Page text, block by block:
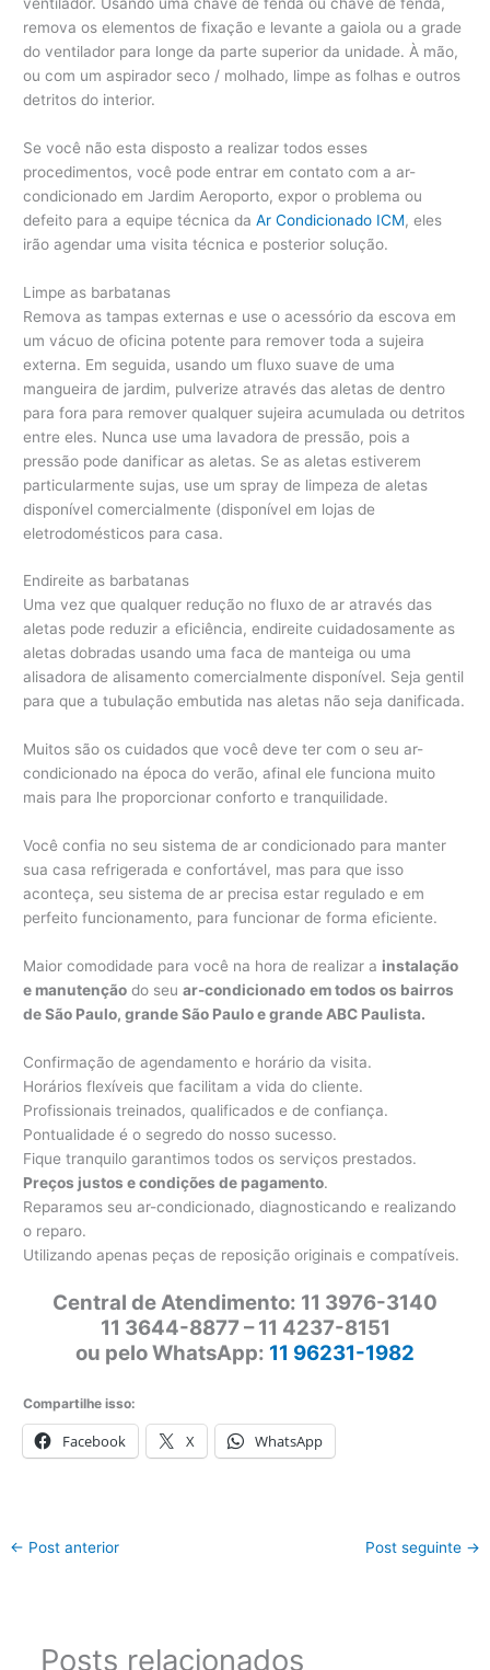
remova os elementos de fixação e levante a gaiola ou a grade
do ventilador para longe da parte superior da unidade. À mão,
ou com um aspirador seco / molhado, limpe as folhas e outros
detritos do interior.
Se você não esta disposto a realizar todos esses
procedimentos, você pode entrar em contato com a ar-
condicionado em Jardim Aeroporto, expor o problema ou
defeito para a equipe técnica daAr Condicionado ICM, eles
irão agendar uma visita técnica e posterior solução.
Limpe as barbatanas
Remova as tampas externas e use o acessório da escova em
um vácuo de oficina potente para remover toda a sujeira
externa. Em seguida, usando um fluxo suave de uma
mangueira de jardim, pulverize através das aletas de dentro
para fora para remover qualquer sujeira acumulada ou detritos
entre eles. Nunca use uma lavadora de pressão, pois a
pressão pode danificar as aletas. Se as aletas estiverem
particularmente sujas, use um spray de limpeza de aletas
disponível comercialmente (disponível em lojas de
eletrodomésticos para casa.
Endireite as barbatanas
Uma vez que qualquer redução no fluxo de ar através das
aletas pode reduzir a eficiência, endireite cuidadosamente as
aletas dobradas usando uma faca de manteiga ou uma
alisadora de alisamento comercialmente disponível. Seja gentil
para que a tubulação embutida nas aletas não seja danificada.
Muitos são os cuidados que você deve ter com o seu ar-
condicionado na época do verão, afinal ele funciona muito
mais para lhe proporcionar conforto e tranquilidade.
Você confia no seu sistema de ar condicionado para manter
sua casa refrigerada e confortável, mas para que isso
aconteça, seu sistema de ar precisa estar regulado e em
perfeito funcionamento, para funcionar de forma eficiente.
Maior comodidade para você na hora de realizar a instalação
e manutenção do seuar-condicionado em todos os bairros
de São Paulo, grande São Paulo e grande ABC Paulista.
Confirmação de agendamento e horário da visita.
Horários flexíveis que facilitam a vida do cliente.
Profissionais treinados, qualificados e de confiança.
Pontualidade é o segredo do nosso sucesso.
Fique tranquilo garantimos todos os serviços prestados.
Preços justos e condições de pagamento.
Reparamos seu ar-condicionado, diagnosticando e realizando
o reparo.
Utilizando apenas peças de reposição originais e compatíveis.
Central de Atendimento: 11 3976-3140
11 3644-8877 – 11 4237-8151
ou pelo WhatsApp: 11 96231-1982
Compartilhe isso:
Facebook X WhatsApp
← Post anterior Post seguinte →
Posts relacionados